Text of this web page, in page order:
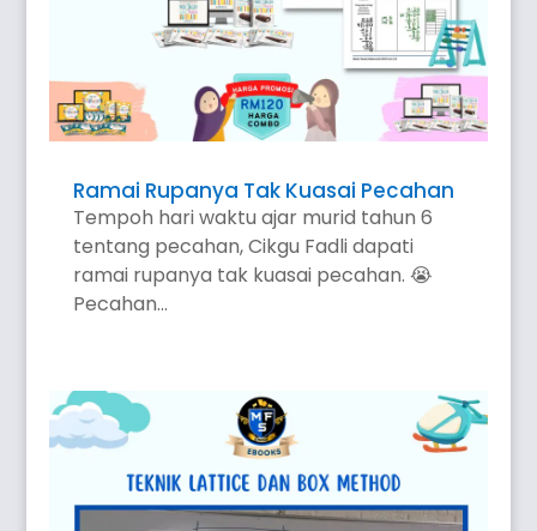
Ramai Rupanya Tak Kuasai Pecahan
Tempoh hari waktu ajar murid tahun 6
tentang pecahan, Cikgu Fadli dapati
ramai rupanya tak kuasai pecahan. 😭
Pecahan...